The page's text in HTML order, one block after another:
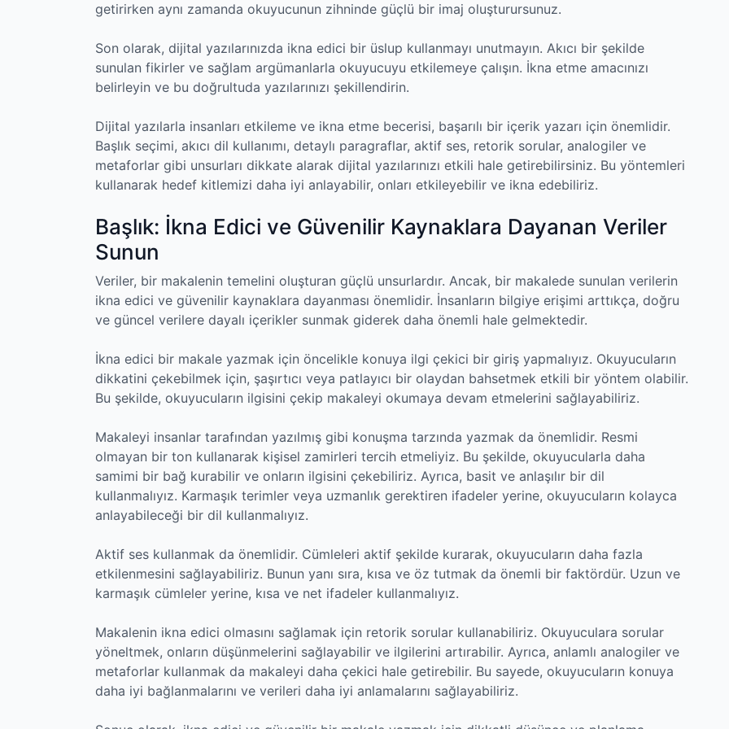
getirirken aynı zamanda okuyucunun zihninde güçlü bir imaj oluşturursunuz.
Son olarak, dijital yazılarınızda ikna edici bir üslup kullanmayı unutmayın. Akıcı bir şekilde
sunulan fikirler ve sağlam argümanlarla okuyucuyu etkilemeye çalışın. İkna etme amacınızı
belirleyin ve bu doğrultuda yazılarınızı şekillendirin.
Dijital yazılarla insanları etkileme ve ikna etme becerisi, başarılı bir içerik yazarı için önemlidir.
Başlık seçimi, akıcı dil kullanımı, detaylı paragraflar, aktif ses, retorik sorular, analogiler ve
metaforlar gibi unsurları dikkate alarak dijital yazılarınızı etkili hale getirebilirsiniz. Bu yöntemleri
kullanarak hedef kitlemizi daha iyi anlayabilir, onları etkileyebilir ve ikna edebiliriz.
Başlık: İkna Edici ve Güvenilir Kaynaklara Dayanan Veriler
Sunun
Veriler, bir makalenin temelini oluşturan güçlü unsurlardır. Ancak, bir makalede sunulan verilerin
ikna edici ve güvenilir kaynaklara dayanması önemlidir. İnsanların bilgiye erişimi arttıkça, doğru
ve güncel verilere dayalı içerikler sunmak giderek daha önemli hale gelmektedir.
İkna edici bir makale yazmak için öncelikle konuya ilgi çekici bir giriş yapmalıyız. Okuyucuların
dikkatini çekebilmek için, şaşırtıcı veya patlayıcı bir olaydan bahsetmek etkili bir yöntem olabilir.
Bu şekilde, okuyucuların ilgisini çekip makaleyi okumaya devam etmelerini sağlayabiliriz.
Makaleyi insanlar tarafından yazılmış gibi konuşma tarzında yazmak da önemlidir. Resmi
olmayan bir ton kullanarak kişisel zamirleri tercih etmeliyiz. Bu şekilde, okuyucularla daha
samimi bir bağ kurabilir ve onların ilgisini çekebiliriz. Ayrıca, basit ve anlaşılır bir dil
kullanmalıyız. Karmaşık terimler veya uzmanlık gerektiren ifadeler yerine, okuyucuların kolayca
anlayabileceği bir dil kullanmalıyız.
Aktif ses kullanmak da önemlidir. Cümleleri aktif şekilde kurarak, okuyucuların daha fazla
etkilenmesini sağlayabiliriz. Bunun yanı sıra, kısa ve öz tutmak da önemli bir faktördür. Uzun ve
karmaşık cümleler yerine, kısa ve net ifadeler kullanmalıyız.
Makalenin ikna edici olmasını sağlamak için retorik sorular kullanabiliriz. Okuyuculara sorular
yöneltmek, onların düşünmelerini sağlayabilir ve ilgilerini artırabilir. Ayrıca, anlamlı analogiler ve
metaforlar kullanmak da makaleyi daha çekici hale getirebilir. Bu sayede, okuyucuların konuya
daha iyi bağlanmalarını ve verileri daha iyi anlamalarını sağlayabiliriz.